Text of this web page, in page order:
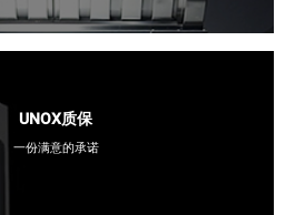
UNOX质保
一份满意的承诺